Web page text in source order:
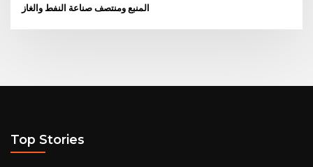
المنبع ومنتصف صناعة النفط والغاز
Top Stories